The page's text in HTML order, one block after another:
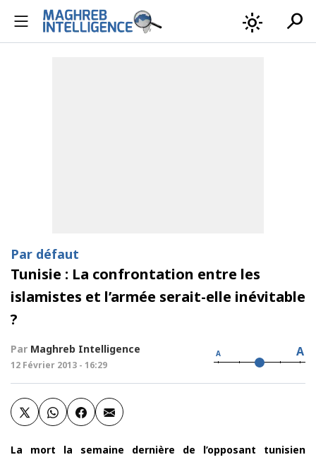
light_mode search
Par défaut
Tunisie : La confrontation entre les
islamistes et l’armée serait-elle inévitable
?
Par Maghreb Intelligence
12 Février 2013 - 16:29
A A
La mort la semaine dernière de l’opposant tunisien